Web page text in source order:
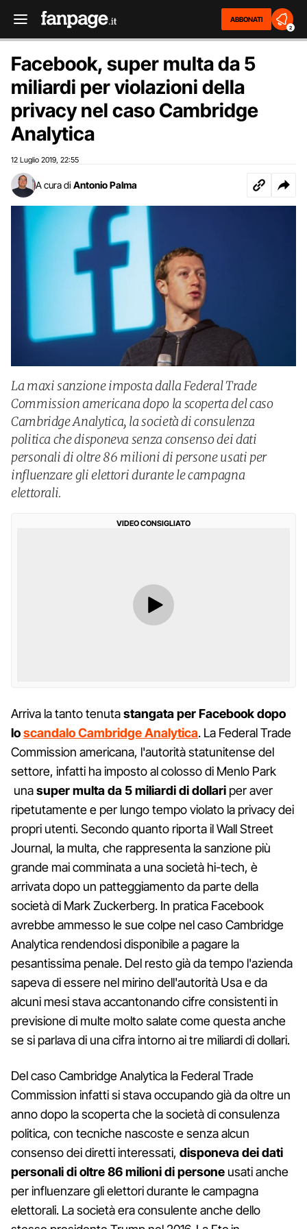
ABBONATI
2
Facebook, super multa da 5
miliardi per violazioni della
privacy nel caso Cambridge
Analytica
12 Luglio 2019 22:55
A cura di Antonio Palma
La maxi sanzione imposta dalla Federal Trade
Commission americana dopo la scoperta del caso
Cambridge Analytica, la società di consulenza
politica che disponeva senza consenso dei dati
personali di oltre 86 milioni di persone usati per
influenzare gli elettori durante le campagna
elettorali.
VIDEO CONSIGLIATO
Arriva la tanto tenutastangata per Facebook dopo
loscandalo Cambridge Analytica. La Federal Trade
Commission americana, l'autorità statunitense del
settore, infatti ha imposto al colosso di Menlo Park
unasuper multa da 5 miliardi di dollari per aver
ripetutamente e per lungo tempo violato la privacy dei
propri utenti. Secondo quanto riporta il Wall Street
Journal, la multa, che rappresenta la sanzione più
grande mai comminata a una società hi-tech, è
arrivata dopo un patteggiamento da parte della
società di Mark Zuckerberg. In pratica Facebook
avrebbe ammesso le sue colpe nel caso Cambridge
Analytica rendendosi disponibile a pagare la
pesantissima penale. Del resto già da tempo l'azienda
sapeva di essere nel mirino dell'autorità Usa e da
alcuni mesi stava accantonando cifre consistenti in
previsione di multe molto salate come questa anche
se si parlava di una cifra intorno ai tre miliardi di dollari.
Del caso Cambridge Analytica la Federal Trade
Commission infatti si stava occupando già da oltre un
anno dopo la scoperta che la società di consulenza
politica, con tecniche nascoste e senza alcun
consenso dei diretti interessati, disponeva dei dati
personali di oltre 86 milioni di persone usati anche
per influenzare gli elettori durante le campagna
elettorali. La società era consulente anche dello